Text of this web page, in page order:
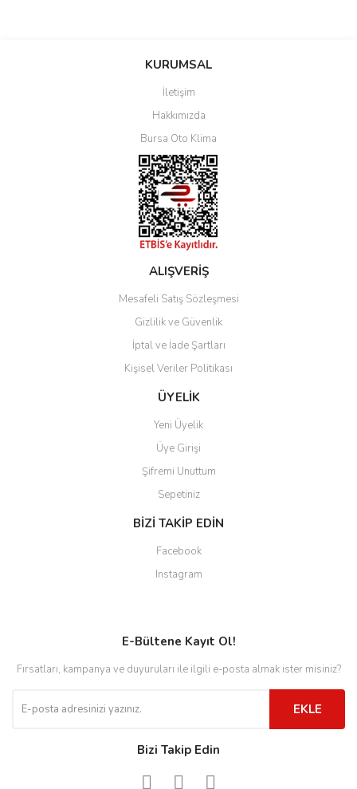
Bu ürüne ilk yorumu siz yapın!
Yorum Yaz
KURUMSAL
İletişim
Hakkımızda
Bursa Oto Klima
ALIŞVERİŞ
Mesafeli Satış Sözleşmesi
Gizlilik ve Güvenlik
İptal ve İade Şartları
Kişisel Veriler Politikası
ÜYELİK
Yeni Üyelik
Üye Girişi
Şifremi Unuttum
Sepetiniz
BİZİ TAKİP EDİN
Facebook
Instagram
E-Bültene Kayıt Ol!
Fırsatları, kampanya ve duyuruları ile ilgili e-posta almak ister misiniz?
EKLE
Bizi Takip Edin